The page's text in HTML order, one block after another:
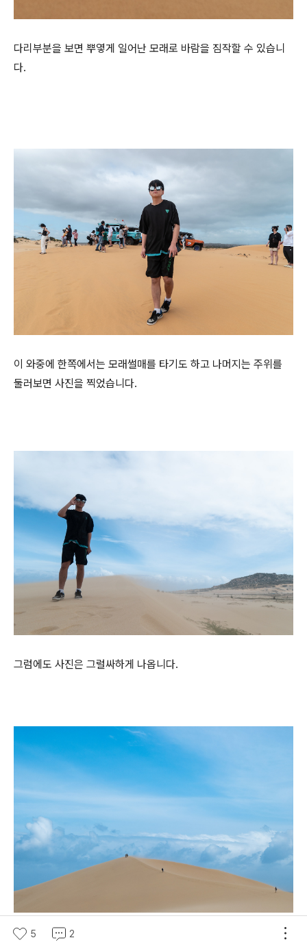
다리부분을 보면 뿌옇게 일어난 모래로 바람을 짐작할 수 있습니
다.
이 와중에 한쪽에서는 모래썰매를 타기도 하고 나머지는 주위를
둘러보면 사진을 찍었습니다.
그럼에도 사진은 그럴싸하게 나옵니다.
멀리 땡겨서 찍으면 진짜 광할한 사막같은 연출도 가능합니다.
5 2